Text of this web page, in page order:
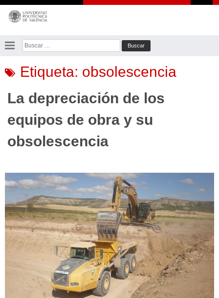
Saltar
contenido
Buscar:
Etiqueta: obsolescencia
La depreciación de los
equipos de obra y su
obsolescencia